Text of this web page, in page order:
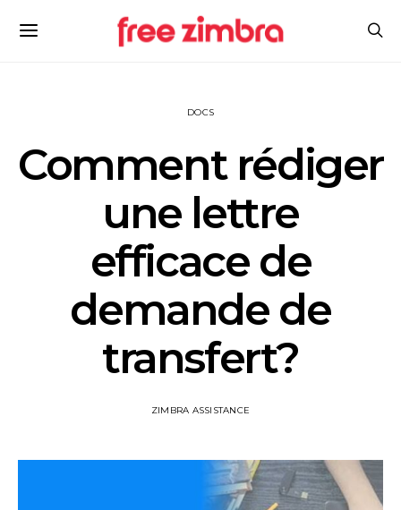
DOCS
Comment rédiger
une lettre
efficace de
demande de
transfert?
ZIMBRA ASSISTANCE